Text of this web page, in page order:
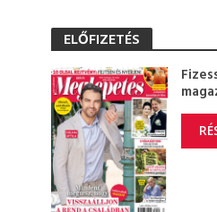
ELŐFIZETÉS